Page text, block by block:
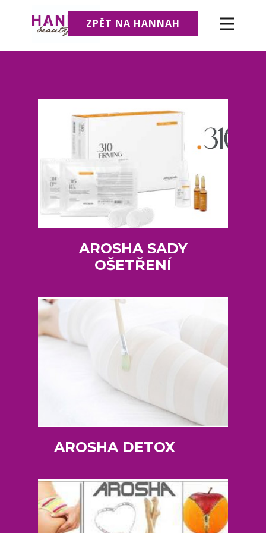
ZPĚT NA HANNAH
AROSHA SADY
OŠETŘENÍ
AROSHA DETOX